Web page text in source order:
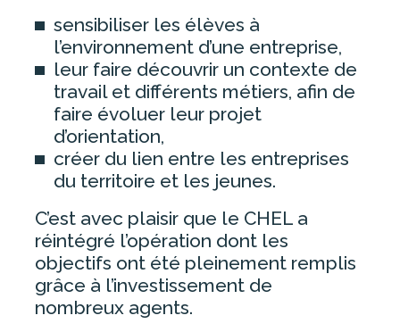
CHIRURGIE
GYNÉCOLOGIE-OBSTÉTRIQUE /
MATERNITÉ
IMAGERIE
MÉDECINE
PERSONNES AGÉES
RÉADAPTATION
URGENCES
ESPACE PATIENT
sensibiliser les élèves à
l’environnement d’une entreprise,
leur faire découvrir un contexte de
travail et différents métiers, afin de
faire évoluer leur projet
d’orientation,
créer du lien entre les entreprises
du territoire et les jeunes.
C’est avec plaisir que le CHEL a
réintégré l’opération dont les
objectifs ont été pleinement remplis
grâce à l’investissement de
nombreux agents.